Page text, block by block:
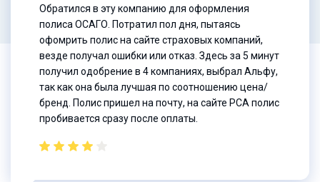
Обратился в эту компанию для оформления
полиса ОСАГО. Потратил пол дня, пытаясь
офомрить полис на сайте страховых компаний,
везде получал ошибки или отказ. Здесь за 5 минут
получил одобрение в 4 компаниях, выбрал Альфу,
так как она была лучшая по соотношению цена/
бренд. Полис пришел на почту, на сайте РСА полис
пробивается сразу после оплаты.